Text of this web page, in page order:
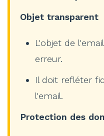
Objet transparent
L'objet de
erreur.
Il doit refléter
l'email.
Protection des